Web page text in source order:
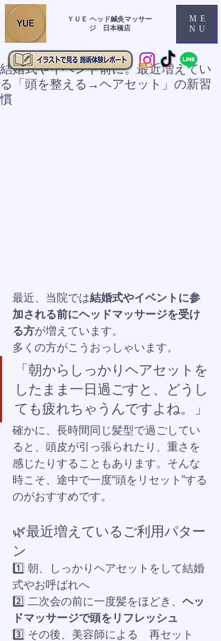
ＹＵＥ ヘッド鍼灸マッサー
ジ 日本橋店
ME
NU
結婚式やイベント前に。最近増えてい
る「頭を整える→ヘアセット」の新習
慣
最近、当院では結婚式やイベントに参
加される前にヘッドマッサージを受け
る方が増えています。
多くの方がこうおっしゃいます。
「朝からしっかりヘアセットを
したまま一日過ごすと、どうし
ても疲れちゃうんですよね。」
確かに、長時間同じ髪型で過ごしてい
ると、頭皮が引っ張られたり、重さを
感じたりすることもあります。そんな
時こそ、途中で一度“頭をリセット”する
のがおすすめです。
🌿最近増えているご利用パター
ン
1️⃣ 朝、しっかりヘアセットをして結婚
式やお呼ばれへ
2️⃣ 二次会の前に一度髪をほどき、 ヘッ
ドマッサージで頭をリフレッシュ
3️⃣ その後、美容師による　再セット